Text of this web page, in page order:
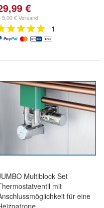
€
5,00 € Versand
1
Multiblock Set
mit
für eine